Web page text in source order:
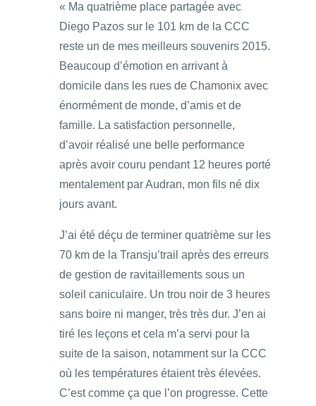
« Ma quatrième place partagée avec
Diego Pazos sur le 101 km de la CCC
reste un de mes meilleurs souvenirs 2015.
Beaucoup d’émotion en arrivant à
domicile dans les rues de Chamonix avec
énormément de monde, d’amis et de
famille. La satisfaction personnelle,
d’avoir réalisé une belle performance
après avoir couru pendant 12 heures porté
mentalement par Audran, mon fils né dix
jours avant.
J’ai été déçu de terminer quatrième sur les
70 km de la Transju’trail après des erreurs
de gestion de ravitaillements sous un
soleil caniculaire. Un trou noir de 3 heures
sans boire ni manger, très très dur. J’en ai
tiré les leçons et cela m’a servi pour la
suite de la saison, notamment sur la CCC
où les températures étaient très élevées.
C’est comme ça que l’on progresse. Cette